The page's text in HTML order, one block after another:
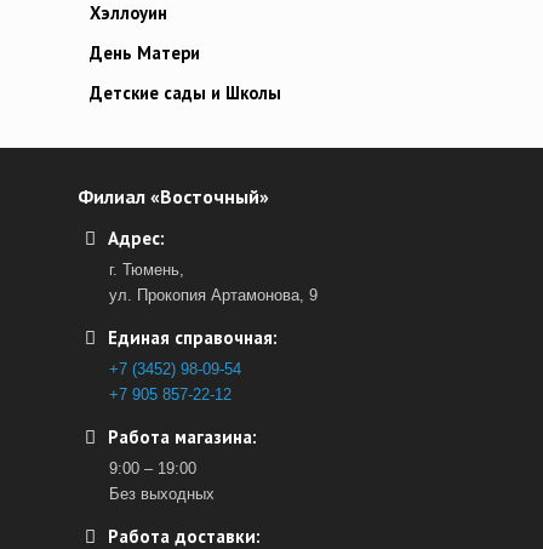
Хэллоуин
День Матери
Детские сады и Школы
Филиал «Восточный»
Адрес:
г. Тюмень,
ул. Прокопия Артамонова, 9
Единая справочная:
+7 (3452) 98-09-54
+7 905 857-22-12
Работа магазина:
9:00 – 19:00
Без выходных
Работа доставки: